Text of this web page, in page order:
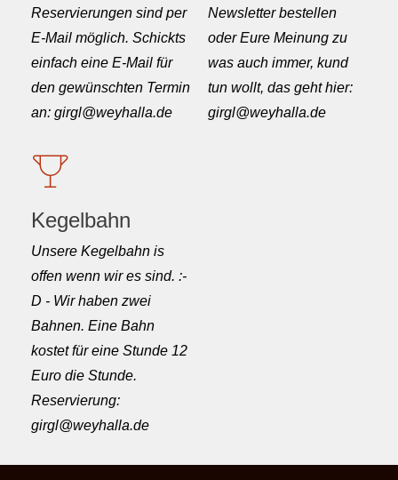
Reservierungen sind per
E-Mail möglich. Schickts
einfach eine E-Mail für
den gewünschten Termin
an: girgl@weyhalla.de
Newsletter bestellen
oder Eure Meinung zu
was auch immer, kund
tun wollt, das geht hier:
girgl@weyhalla.de
Kegelbahn
Unsere Kegelbahn is
offen wenn wir es sind. :-
D - Wir haben zwei
Bahnen. Eine Bahn
kostet für eine Stunde 12
Euro die Stunde.
Reservierung:
girgl@weyhalla.de